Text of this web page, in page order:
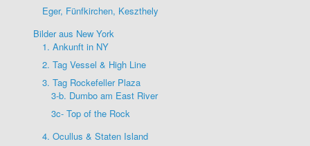
Eger, Fünfkirchen, Keszthely
Bilder aus New York
1. Ankunft in NY
2. Tag Vessel & High Line
3. Tag Rockefeller Plaza
3-b. Dumbo am East River
3c- Top of the Rock
4. Ocullus & Staten Island